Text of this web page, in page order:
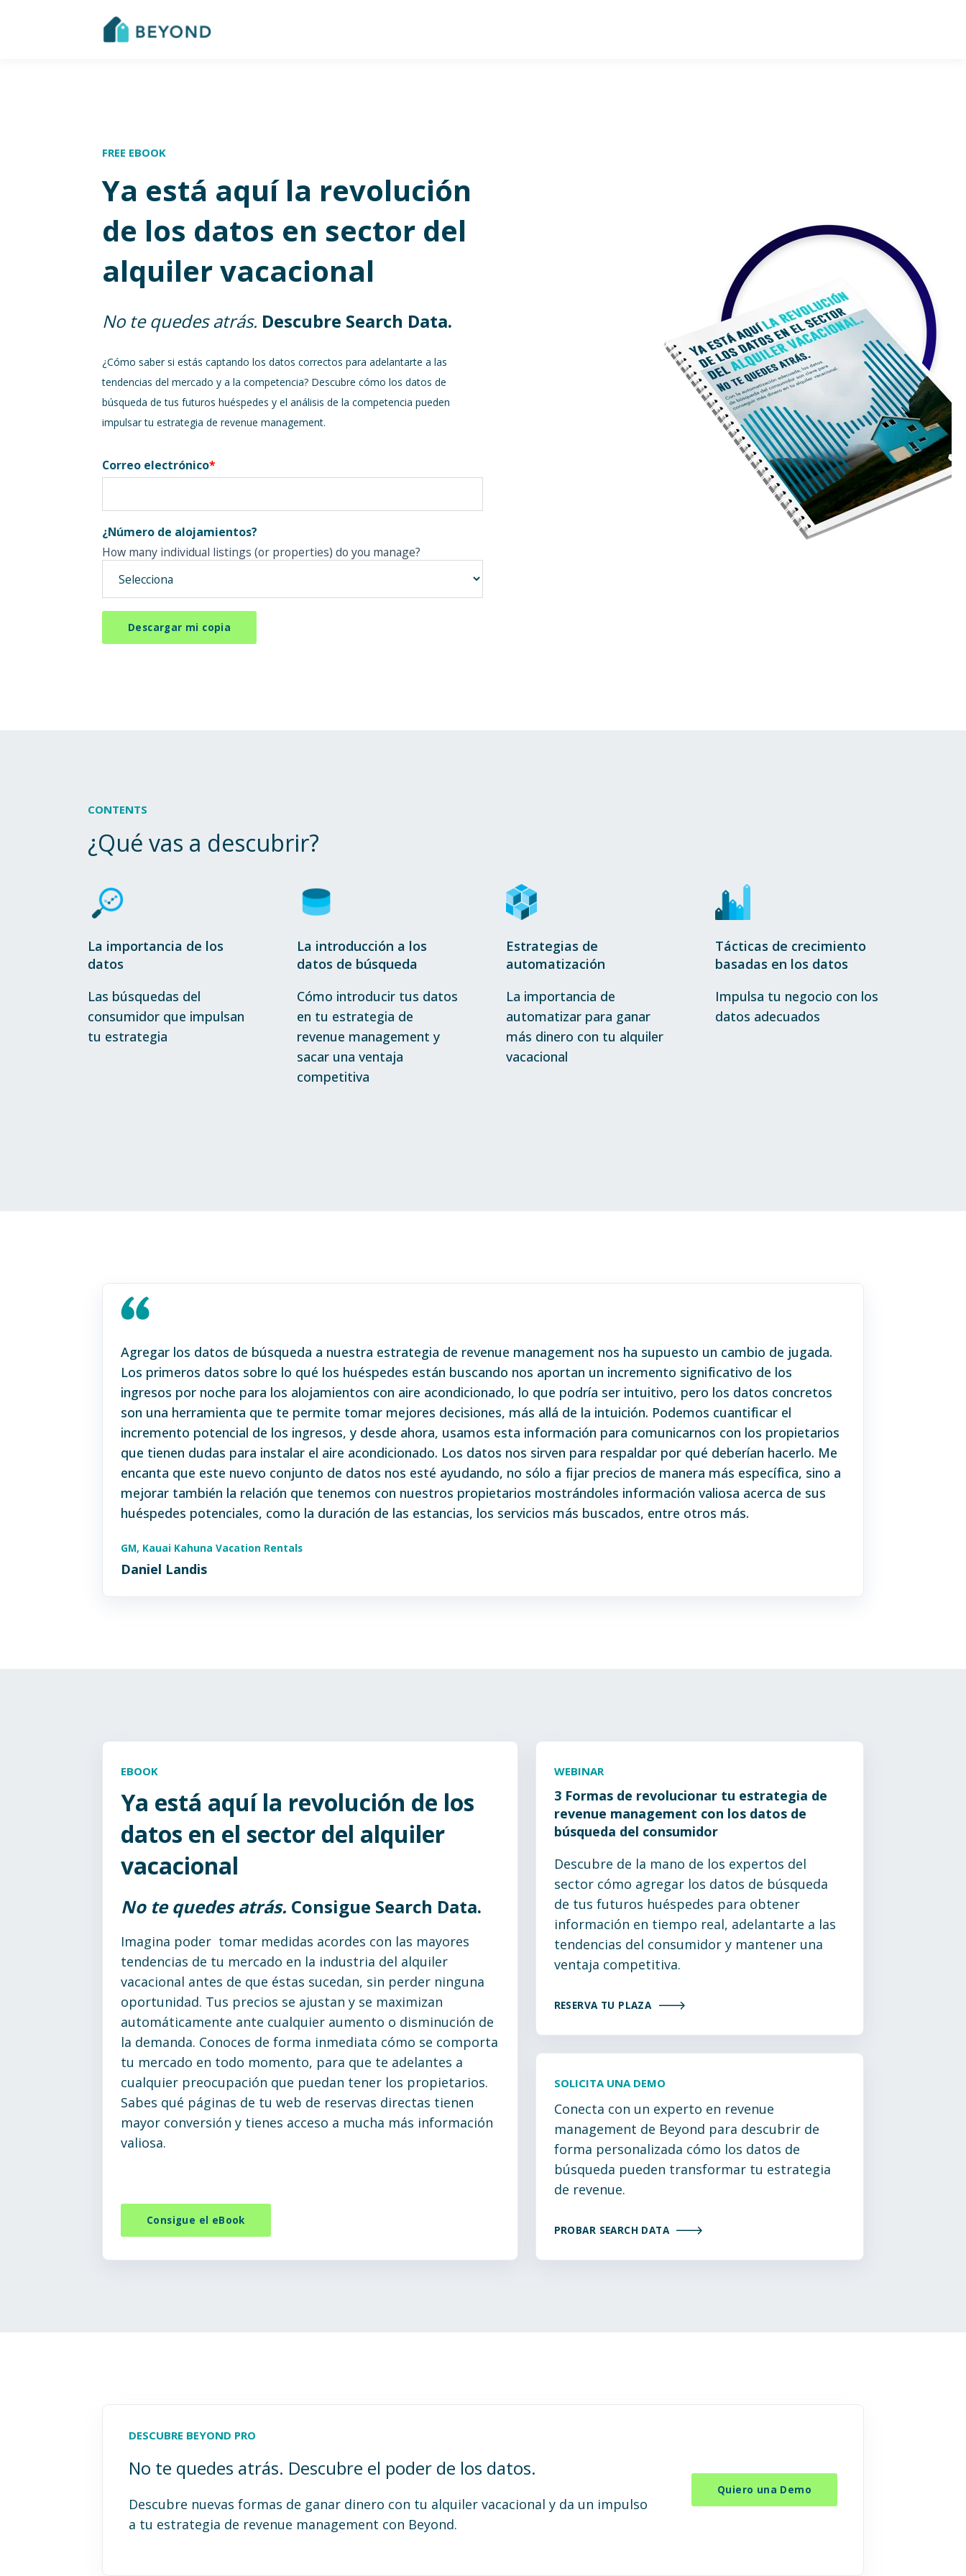
FREE EBOOK
Ya está aquí la revolución
de los datos en sector del
alquiler vacacional
No te quedes atrás. Descubre Search Data.
¿Cómo saber si estás captando los datos correctos para adelantarte a las
tendencias del mercado y a la competencia? Descubre cómo los datos de
búsqueda de tus futuros huéspedes y el análisis de la competencia pueden
impulsar tu estrategia de revenue management.
Correo electrónico*
¿Número de alojamientos?
How many individual listings (or properties) do you manage?
CONTENTS
¿Qué vas a descubrir?
La importancia de los
datos
Las búsquedas del
consumidor que impulsan
tu estrategia
La introducción a los
datos de búsqueda
Cómo introducir tus datos
en tu estrategia de
revenue management y
sacar una ventaja
competitiva
Estrategias de
automatización
La importancia de
automatizar para ganar
más dinero con tu alquiler
vacacional
Tácticas de crecimiento
basadas en los datos
Impulsa tu negocio con los
datos adecuados
Agregar los datos de búsqueda a nuestra estrategia de revenue management nos ha supuesto un cambio de jugada.
Los primeros datos sobre lo qué los huéspedes están buscando nos aportan un incremento significativo de los
ingresos por noche para los alojamientos con aire acondicionado, lo que podría ser intuitivo, pero los datos concretos
son una herramienta que te permite tomar mejores decisiones, más allá de la intuición. Podemos cuantificar el
incremento potencial de los ingresos, y desde ahora, usamos esta información para comunicarnos con los propietarios
que tienen dudas para instalar el aire acondicionado. Los datos nos sirven para respaldar por qué deberían hacerlo. Me
encanta que este nuevo conjunto de datos nos esté ayudando, no sólo a fijar precios de manera más específica, sino a
mejorar también la relación que tenemos con nuestros propietarios mostrándoles información valiosa acerca de sus
huéspedes potenciales, como la duración de las estancias, los servicios más buscados, entre otros más.
GM, Kauai Kahuna Vacation Rentals
Daniel Landis
EBOOK
Ya está aquí la revolución de los
datos en el sector del alquiler
vacacional
No te quedes atrás. Consigue Search Data.
Imagina poder tomar medidas acordes con las mayores
tendencias de tu mercado en la industria del alquiler
vacacional antes de que éstas sucedan, sin perder ninguna
oportunidad. Tus precios se ajustan y se maximizan
automáticamente ante cualquier aumento o disminución de
la demanda. Conoces de forma inmediata cómo se comporta
tu mercado en todo momento, para que te adelantes a
cualquier preocupación que puedan tener los propietarios.
Sabes qué páginas de tu web de reservas directas tienen
mayor conversión y tienes acceso a mucha más información
valiosa.
Consigue el eBook
WEBINAR
3 Formas de revolucionar tu estrategia de
revenue management con los datos de
búsqueda del consumidor
Descubre de la mano de los expertos del
sector cómo agregar los datos de búsqueda
de tus futuros huéspedes para obtener
información en tiempo real, adelantarte a las
tendencias del consumidor y mantener una
ventaja competitiva.
RESERVA TU PLAZA
SOLICITA UNA DEMO
Conecta con un experto en revenue
management de Beyond para descubrir de
forma personalizada cómo los datos de
búsqueda pueden transformar tu estrategia
de revenue.
PROBAR SEARCH DATA
DESCUBRE BEYOND PRO
No te quedes atrás. Descubre el poder de los datos.
Descubre nuevas formas de ganar dinero con tu alquiler vacacional y da un impulso
a tu estrategia de revenue management con Beyond.
Quiero una Demo